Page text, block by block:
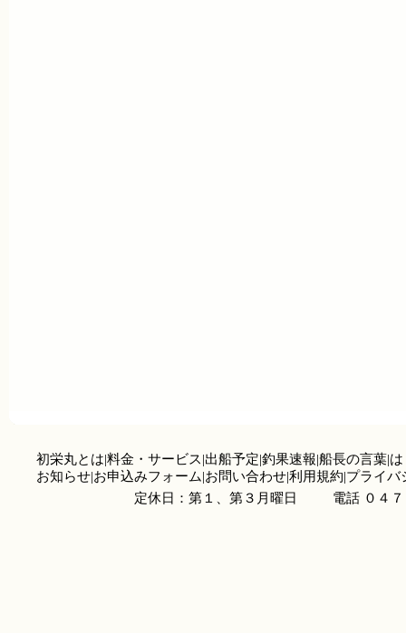
初栄丸とは|料金・サービス|出船予定|釣果速報|船長の言葉|
お知らせ|お申込みフォーム|お問い合わせ|利用規約|プライバ
定休日：第１、第３月曜日
電話 ０４